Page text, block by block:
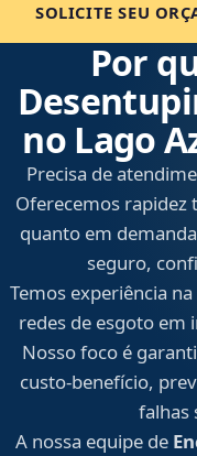
SOLICITE SEU
Por
no Lago
Precisa de
Oferecemos rapidez
quanto em
seguro,
Temos experiência
redes de esgoto em
Nosso foco é
custo-benefício,
falhas
A nossa equipe de